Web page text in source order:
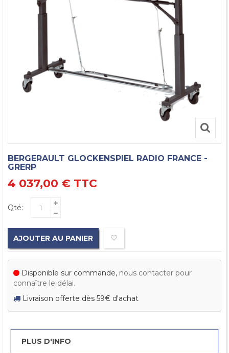
BERGERAULT GLOCKENSPIEL RADIO FRANCE -
GRERP
4 037,00 € TTC
Qté:
AJOUTER AU PANIER
Disponible sur commande, nous contacter pour
connaître le délai.
Livraison offerte dès 59€ d'achat
PLUS D'INFO